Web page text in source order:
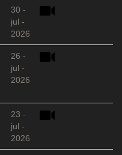
30 -
jul -
2026
26 -
jul -
2026
23 -
jul -
2026